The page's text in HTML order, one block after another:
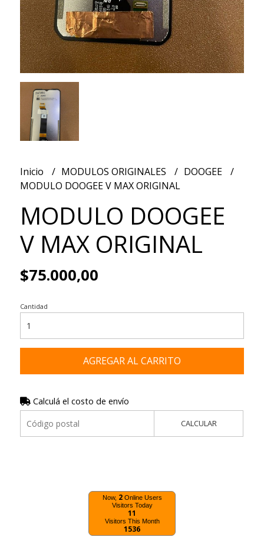
Inicio MODULOS ORIGINALES
DOOGEE
MODULO DOOGEE V MAX ORIGINAL
MODULO DOOGEE
V MAX ORIGINAL
$75.000,00
Cantidad
AGREGAR AL CARRITO
Calculá el costo de envío
CALCULAR
Now, 2Online Users
Visitors Today
11
Visitors This Month
1536